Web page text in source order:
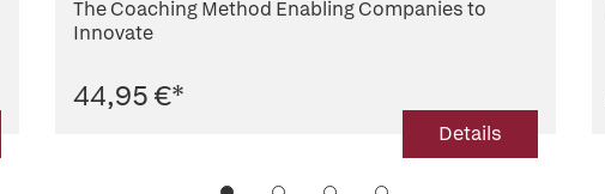
The Coaching Method Enabling Companies to
Innovate
44,95 €*
Details